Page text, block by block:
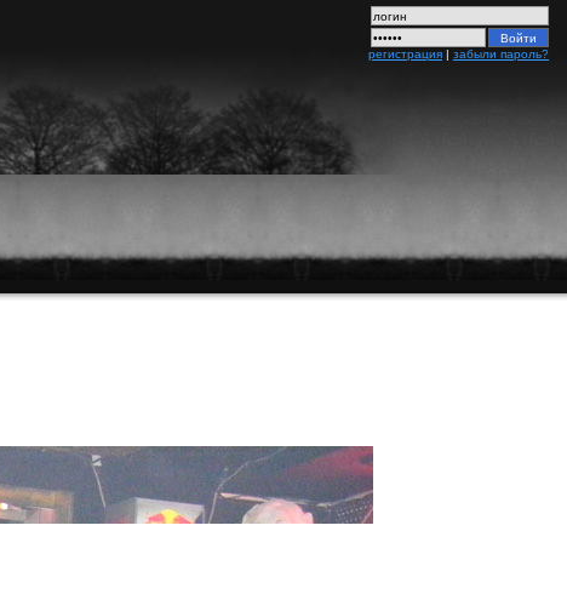
регистрация | забыли пароль?